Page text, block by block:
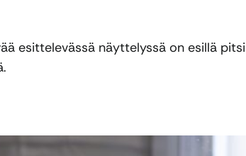
esittelevässä näyttelyssä on esillä